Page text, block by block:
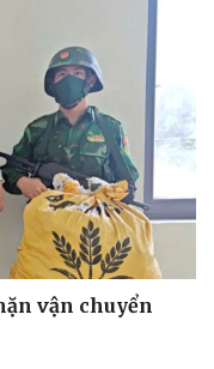
vận chuyển